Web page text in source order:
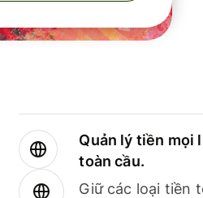
Quản lý tiền mọi
toàn cầu.
Giữ các loại tiền